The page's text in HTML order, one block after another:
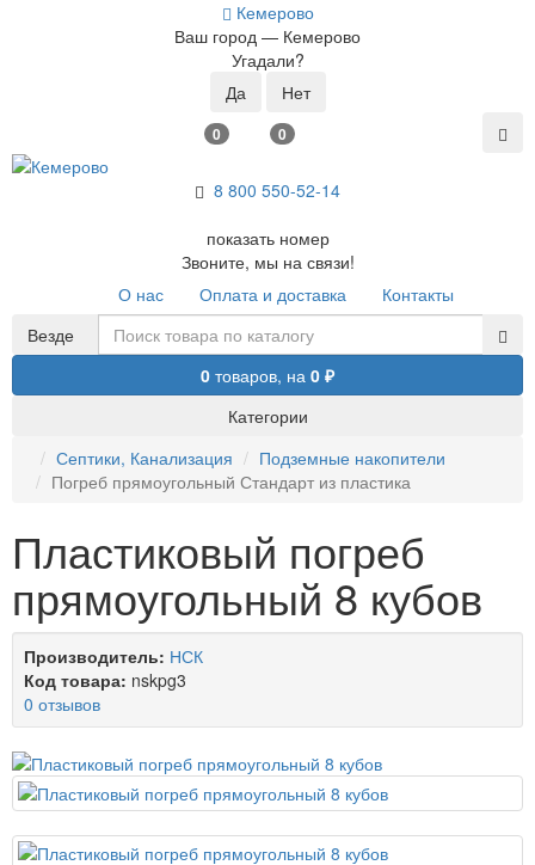
Кемерово
Ваш город — Кемерово
Угадали?
0 0
8 800 550-52-14
показать номер
Звоните, мы на связи!
О нас
Оплата и доставка
Контакты
Везде
0 товаров, на 0 ₽
Категории
Септики, Канализация
Подземные накопители
Погреб прямоугольный Стандарт из пластика
Пластиковый погреб
прямоугольный 8 кубов
Производитель: НСК
Код товара: nskpg3
0 отзывов